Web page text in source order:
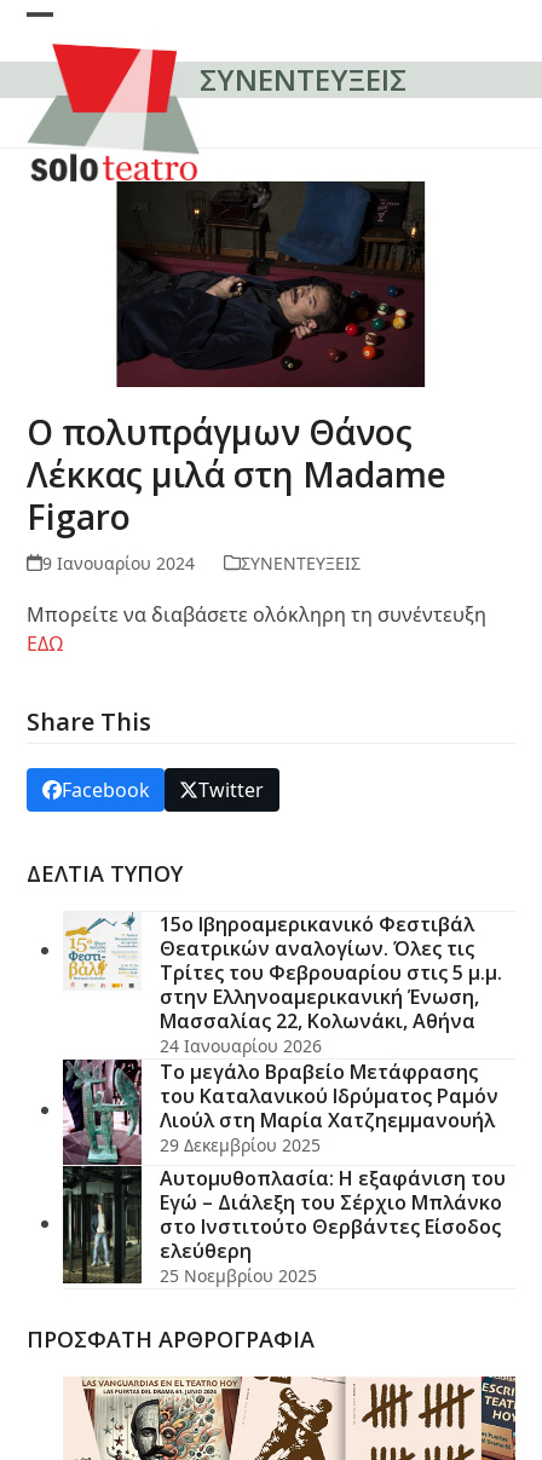
Skip
content
Open
mobile
menu
Close
mobile
menu
ΣΥΝΕΝΤΕΥΞΕΙΣ
Ο πολυπράγμων Θάνος
Λέκκας μιλά στη Madame
Figaro
9 Ιανουαρίου 2024 ΣΥΝΕΝΤΕΥΞΕΙΣ
Μπορείτε να διαβάσετε ολόκληρη τη συνέντευξη
ΕΔΩ
Share This
Facebook Twitter
ΔΕΛΤΙΑ ΤΥΠΟΥ
15ο Ιβηροαμερικανικό Φεστιβάλ
Θεατρικών αναλογίων. Όλες τις
Τρίτες του Φεβρουαρίου στις 5 μ.μ.
στην Ελληνοαμερικανική Ένωση,
Μασσαλίας 22, Κολωνάκι, Αθήνα
24 Ιανουαρίου 2026
Το μεγάλο Βραβείο Μετάφρασης
του Καταλανικού Ιδρύματος Ραμόν
Λιούλ στη Μαρία Χατζηεμμανουήλ
29 Δεκεμβρίου 2025
Αυτομυθοπλασία: Η εξαφάνιση του
Εγώ – Διάλεξη του Σέρχιο Μπλάνκο
στο Ινστιτούτο Θερβάντες Είσοδος
ελεύθερη
25 Νοεμβρίου 2025
ΠΡΟΣΦΑΤΗ ΑΡΘΡΟΓΡΑΦΙΑ